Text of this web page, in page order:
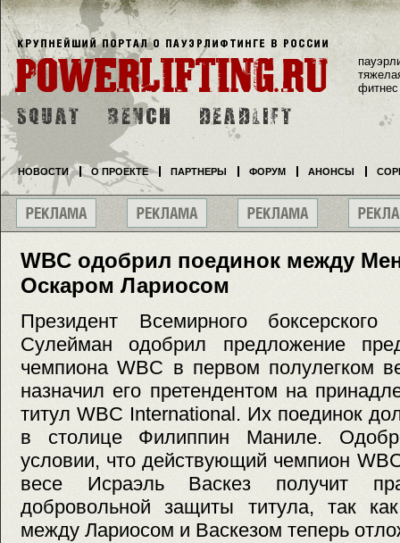
WBC одобрил поединок между
Оскаром Лариосом
Президент Всемирного
Сулейман одобрил предложение
чемпиона WBC в первом полулегком
назначил его претендентом на
титул WBC International. Их поединок
в столице Филиппин Маниле.
условии, что действующий чемпион
весе Исраэль Васкез получит
добровольной защиты титула, так
между Лариосом и Васкезом теперь
фитнес
НОВОСТИ О ПРОЕКТЕ ПАРТНЕРЫ ФОРУМ АНОНСЫ